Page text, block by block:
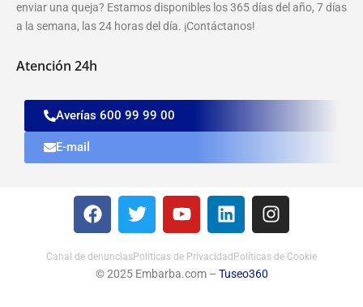
enviar una queja? Estamos disponibles los 365 días del año, 7 días
a la semana, las 24 horas del día. ¡Contáctanos!
Atención 24h
Averías 600 99 99 00
E-mail
Canal de denunciasPoliticas de Privacidad Políticas de Cookie
© 2025 Embarba.com – Tuseo360
F
a
e
b
T
w
t
t
Y
o
t
u
L
i
k
e
I
n
t